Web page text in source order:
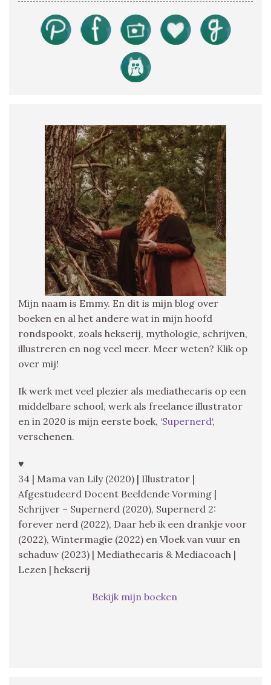
Mijn naam is Emmy. En dit is mijn blog over
boeken en al het andere wat in mijn hoofd
rondspookt, zoals hekserij, mythologie, schrijven,
illustreren en nog veel meer. Meer weten? Klik op
over mij!
Ik werk met veel plezier als mediathecaris op een
middelbare school, werk als freelance illustrator
en in 2020 is mijn eerste boek, ‘Supernerd‘,
verschenen.
♥
34 | Mama van Lily (2020) | Illustrator |
Afgestudeerd Docent Beeldende Vorming |
Schrijver – Supernerd (2020), Supernerd 2:
forever nerd (2022), Daar heb ik een drankje voor
(2022), Wintermagie (2022) en Vloek van vuur en
schaduw (2023) | Mediathecaris & Mediacoach |
Lezen | hekserij
Bekijk mijn boeken